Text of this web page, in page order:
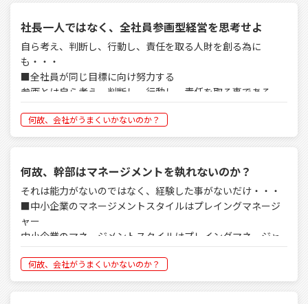
成長しているある建設業企業の現場部門のトップにＩ部長が
いる。基本業務として下請け業者の管理等を中心に役割を持
っているが、全く部門のコントロールタワーの機能を果たし
ていない。通常、建設業の場合、実行予算を組み、工期の進
捗状況に合わせ、許容原価をはじき出し、目標利益を確保す
算で組んでいる利益は取れず苦戦する。
をしないと出来ない。しかし、このＩ部長は自分が現場を回
るのが好きで、会社におらず、原価管理など出来る状態では
ない。ましてや施主からの入金状態、業者に支払う出金状態
など全くチェックをしない。そうなると、各現場監督はどう
しても業者に対しての支払いを優先してしまい、入金と出金
自分の会社に資金がないのに、業者には気前よく支払う。こ
れはエエカッコしではなく、何も考えないお馬鹿さんであ
■成長できる企業と出来ない企業の特徴
〇成長企業の社員は、指摘されなくてもメモを執る習慣を身
につけている。しかし、成長できない企業の社員は余程記憶
〇社内で決められた事に対する意識の違いがある。成長企業
鶏が先か卵が先かではないが、成長したから出来るようにな
った、出来るから成長してきたと聞かれれば、後者の出来る
から成長してきたが答えである。
とに注力を注いだ時間・知恵・執念の違いであろう。
社長一人ではなく、全社員参画型経営を思考せよ
自ら考え、判断し、行動し、責任を取る人財を創る為に
も・・・
■全社員が同じ目標に向け努力する
参画とは自ら考え、判断し、行動し、責任を取る事である。
分が必要とされている満足感がある。
中小企業には経営者・役員・幹部・中堅社員・一般社員と基
に向け努力する事は変わらない。
■全社員参画型の思想
中小企業の問題点として『経営者の方針が浸透徹底しない
事』がよく挙げられる。これも全社員参画型の思想がないか
えてきているが、方針が浸透・徹底していない会社の作成方
法には共通点がある。
何故、会社がうまくいかないのか？
何故、幹部はマネージメントを執れないのか？
それは能力がないのではなく、経験した事がないだけ・・・
■中小企業のマネージメントスタイルはプレイングマネージ
ャー
中小企業のマネージメントスタイルはプレイングマネージャ
りながら、マネージメントを行う事である。
何故、会社がうまくいかないのか？